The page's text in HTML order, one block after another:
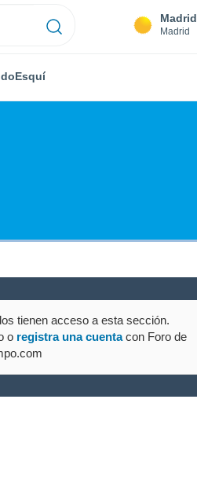
Madrid
Madrid
Esquí
tienen acceso a esta sección.
o registra una cuentacon Foro de